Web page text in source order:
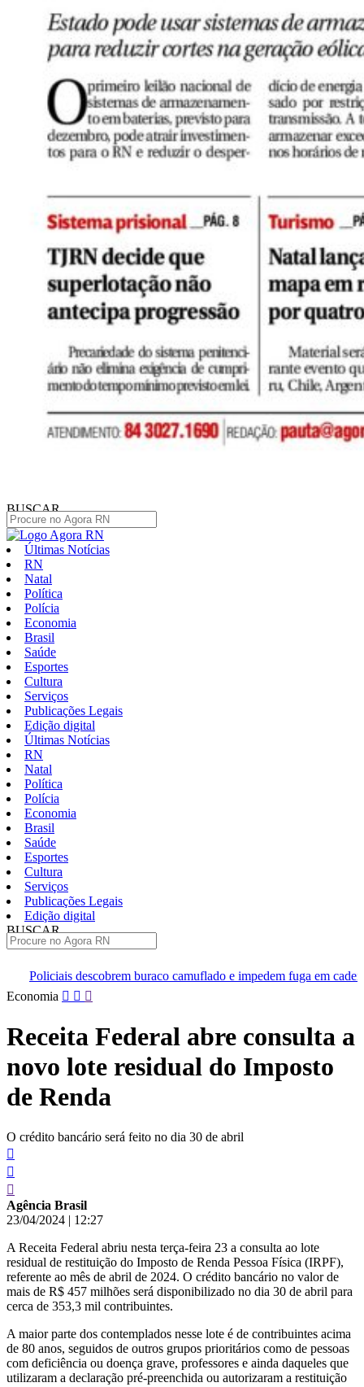
BUSCAR
Últimas Notícias
RN
Natal
Política
Polícia
Economia
Brasil
Saúde
Esportes
Cultura
Serviços
Publicações Legais
Edição digital
Últimas Notícias
RN
Natal
Política
Polícia
Economia
Brasil
Saúde
Esportes
Cultura
Serviços
Publicações Legais
Edição digital
BUSCAR
buraco camuflado e impedem fuga em cadeia de Ceará-Mirim
Pular
conteúdo
Economia
Receita Federal abre consulta a
novo lote residual do Imposto
de Renda
O crédito bancário será feito no dia 30 de abril
Agência Brasil
23/04/2024 | 12:27
A Receita Federal abriu nesta terça-feira 23 a consulta ao lote
residual de restituição do Imposto de Renda Pessoa Física (IRPF),
referente ao mês de abril de 2024. O crédito bancário no valor de
mais de R$ 457 milhões será disponibilizado no dia 30 de abril para
cerca de 353,3 mil contribuintes.
A maior parte dos contemplados nesse lote é de contribuintes acima
de 80 anos, seguidos de outros grupos prioritários como de pessoas
com deficiência ou doença grave, professores e ainda daqueles que
utilizaram a declaração pré-preenchida ou autorizaram a restituição